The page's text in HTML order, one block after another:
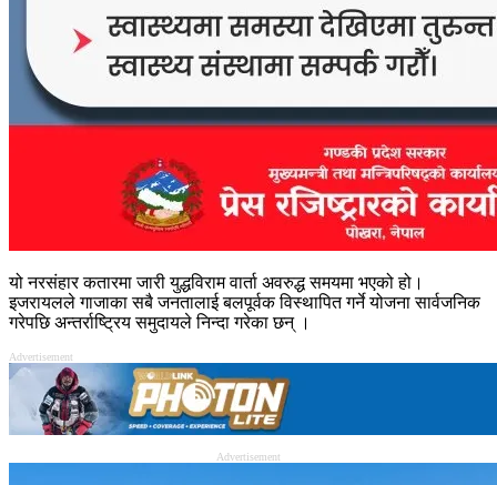
यो नरसंहार कतारमा जारी युद्धविराम वार्ता अवरुद्ध समयमा भएको हो।
इजरायलले गाजाका सबै जनतालाई बलपूर्वक विस्थापित गर्ने योजना सार्वजनिक
गरेपछि अन्तर्राष्ट्रिय समुदायले निन्दा गरेका छन् ।
Advertisement
Advertisement